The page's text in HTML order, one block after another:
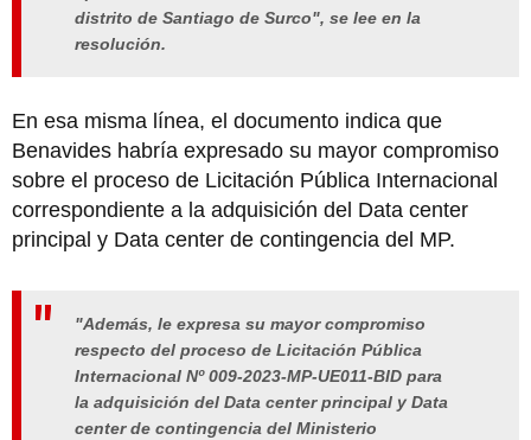
distrito de Santiago de Surco", se lee en la
resolución.
En esa misma línea, el documento indica que
Benavides habría expresado su mayor compromiso
sobre el proceso de Licitación Pública Internacional
correspondiente a la adquisición del Data center
principal y Data center de contingencia del MP.
"Además, le expresa su mayor compromiso
respecto del proceso de Licitación Pública
Internacional Nº 009-2023-MP-UE011-BID para
la adquisición del Data center principal y Data
center de contingencia del Ministerio